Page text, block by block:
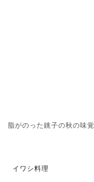
脂がのった銚子の秋の味覚
イワシ料理